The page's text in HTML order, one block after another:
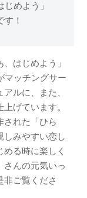
めよう」
！
はじめよう」
マッチングサー
ルに、また、
げています。
された「ひら
しみやすい恋し
る時に楽しく
さんの元気いっ
非ご覧くださ